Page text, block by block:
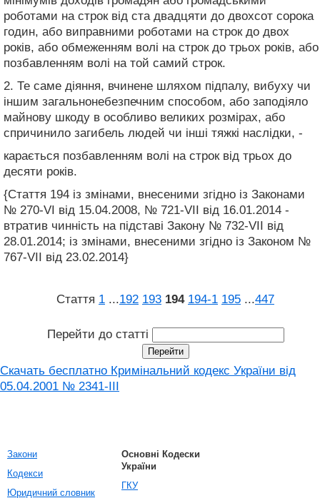
роботами на строк від ста двадцяти до двохсот сорока
годин, або виправними роботами на строк до двох
років, або обмеженням волі на строк до трьох років, або
позбавленням волі на той самий строк.
2. Те саме діяння, вчинене шляхом підпалу, вибуху чи
іншим загальнонебезпечним способом, або заподіяло
майнову шкоду в особливо великих розмірах, або
спричинило загибель людей чи інші тяжкі наслідки, -
карається позбавленням волі на строк від трьох до
десяти років.
{Стаття 194 із змінами, внесеними згідно із Законами
№ 270-VI від 15.04.2008, № 721-VII від 16.01.2014 -
втратив чинність на підставі Закону № 732-VII від
28.01.2014; із змінами, внесеними згідно із Законом №
767-VII від 23.02.2014}
Стаття 1 ...192 193 194 194‑1 195 ...447
Перейти до статті
Скачать бесплатно Кримінальний кодекс України від
05.04.2001 № 2341-III
Закони
Кодекси
Юридичний словник
Основні Кодески
України
ГКУ